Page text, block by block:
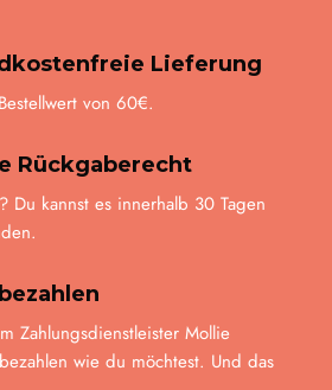
Lieferung
von 60€.
Rückgaberecht
Du kannst es innerhalb 30 Tagen
Zahlungsdienstleister Mollie
wie du möchtest. Und das